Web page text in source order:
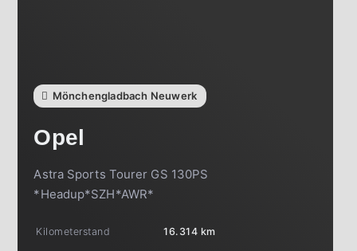
Mönchengladbach Neuwerk
Opel
Astra Sports Tourer GS 130PS
*Headup*SZH*AWR*
Kilometerstand
16.314 km